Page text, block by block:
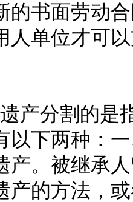
的书面劳动
人单位才可
产分割的是
以下两种：
产。被继承
产的方法，